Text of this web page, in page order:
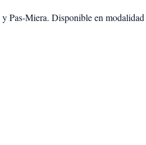
yPas-Miera. Disponible en modalidad